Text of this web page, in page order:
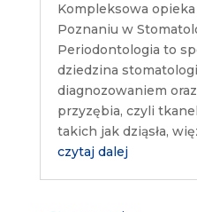
Kompleksowa
Poznaniu w
Periodontologia to
dziedzina
diagnozowaniem
przyzębia, czyli
takich jak dziąsła,
czytaj dalej